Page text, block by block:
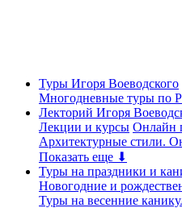
Туры Игоря Воеводского
Многодневные туры по
Лекторий Игоря
Лекции и курсы Онлайн
Архитектурные стили.
Показать еще ⬇
Туры на праздники и
Новогодние и
Туры на весенние